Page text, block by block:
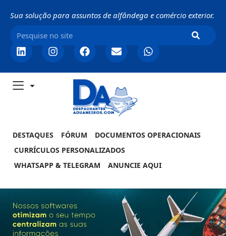
Sua solução para assuntos de alfândega e comércio exterior.
DESTAQUES FÓRUM
DOCUMENTOS OPERACIONAIS
CURRÍCULOS PERSONALIZADOS
WHATSAPP & TELEGRAM
ANUNCIE AQUI